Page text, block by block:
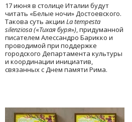
17 июня в столице Италии будут
читать «Белые ночи» Достоевского.
Такова суть акции La tempesta
silenziosa («Тихая буря»), придуманной
писателем Алессандро Барикко и
проводимой при поддержке
городского Департамента культуры
и координации инициатив,
связанных с Днем памяти Рима.